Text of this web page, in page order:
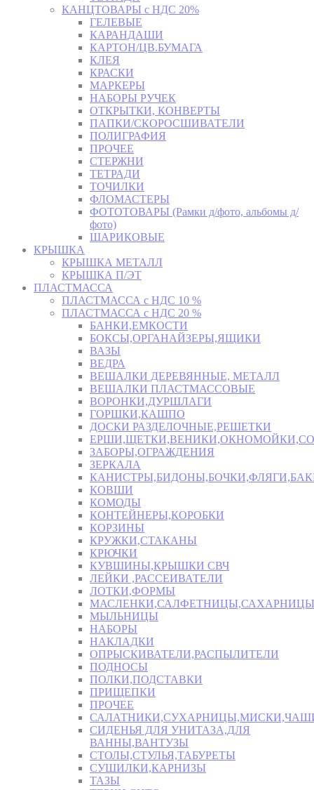
КАНЦТОВАРЫ с НДС 20%
ГЕЛЕВЫЕ
КАРАНДАШИ
КАРТОН/ЦВ.БУМАГА
КЛЕЯ
КРАСКИ
МАРКЕРЫ
НАБОРЫ РУЧЕК
ОТКРЫТКИ, КОНВЕРТЫ
ПАПКИ/СКОРОСШИВАТЕЛИ
ПОЛИГРАФИЯ
ПРОЧЕЕ
СТЕРЖНИ
ТЕТРАДИ
ТОЧИЛКИ
ФЛОМАСТЕРЫ
ФОТОТОВАРЫ (Рамки д/фото, альбомы д/
фото)
ШАРИКОВЫЕ
КРЫШКА
КРЫШКА МЕТАЛЛ
КРЫШКА П/ЭТ
ПЛАСТМАССА
ПЛАСТМАССА с НДС 10 %
ПЛАСТМАССА с НДС 20 %
БАНКИ,ЕМКОСТИ
БОКСЫ,ОРГАНАЙЗЕРЫ,ЯЩИКИ
ВАЗЫ
ВЕДРА
ВЕШАЛКИ ДЕРЕВЯННЫЕ, МЕТАЛЛ
ВЕШАЛКИ ПЛАСТМАССОВЫЕ
ВОРОНКИ,ДУРШЛАГИ
ГОРШКИ,КАШПО
ДОСКИ РАЗДЕЛОЧНЫЕ,РЕШЕТКИ
ЗАБОРЫ,ОГРАЖДЕНИЯ
ЗЕРКАЛА
КОВШИ
КОМОДЫ
КОНТЕЙНЕРЫ,КОРОБКИ
КОРЗИНЫ
КРУЖКИ,СТАКАНЫ
КРЮЧКИ
КУВШИНЫ,КРЫШКИ СВЧ
ЛЕЙКИ ,РАССЕИВАТЕЛИ
ЛОТКИ,ФОРМЫ
МАСЛЕНКИ,САЛФЕТНИЦЫ,САХАРНИЦЫ
МЫЛЬНИЦЫ
НАБОРЫ
НАКЛАДКИ
ОПРЫСКИВАТЕЛИ,РАСПЫЛИТЕЛИ
ПОДНОСЫ
ПОЛКИ,ПОДСТАВКИ
ПРИЩЕПКИ
ПРОЧЕЕ
СИДЕНЬЯ ДЛЯ УНИТАЗА,ДЛЯ
ВАННЫ,ВАНТУЗЫ
СТОЛЫ,СТУЛЬЯ,ТАБУРЕТЫ
СУШИЛКИ,КАРНИЗЫ
ТАЗЫ